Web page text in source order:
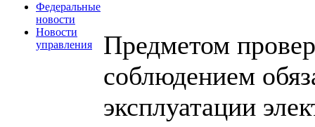
Федеральные
новости
Новости
управления
Предметом
соблюдением
эксплуатации